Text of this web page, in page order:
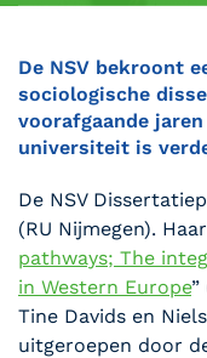
De NSV bekroont
sociologische
voorafgaande
universiteit is
De NSV
(RU Nijmegen).
pathways; The
in Western Europe”
Tine Davids en
uitgeroepen door